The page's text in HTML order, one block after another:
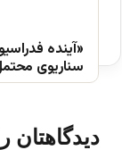
«آینده
سناریوی
دیدگاهتان